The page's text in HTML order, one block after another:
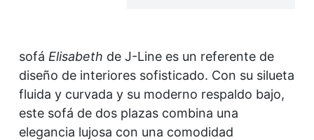
sofá Elisabeth de J-Line es un referente de
diseño de interiores sofisticado. Con su silueta
fluida y curvada y su moderno respaldo bajo,
este sofá de dos plazas combina una
elegancia lujosa con una comodidad